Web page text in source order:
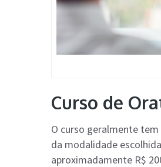
Curso de
O curso geralmente tem
da modalidade
aproximadamente R$